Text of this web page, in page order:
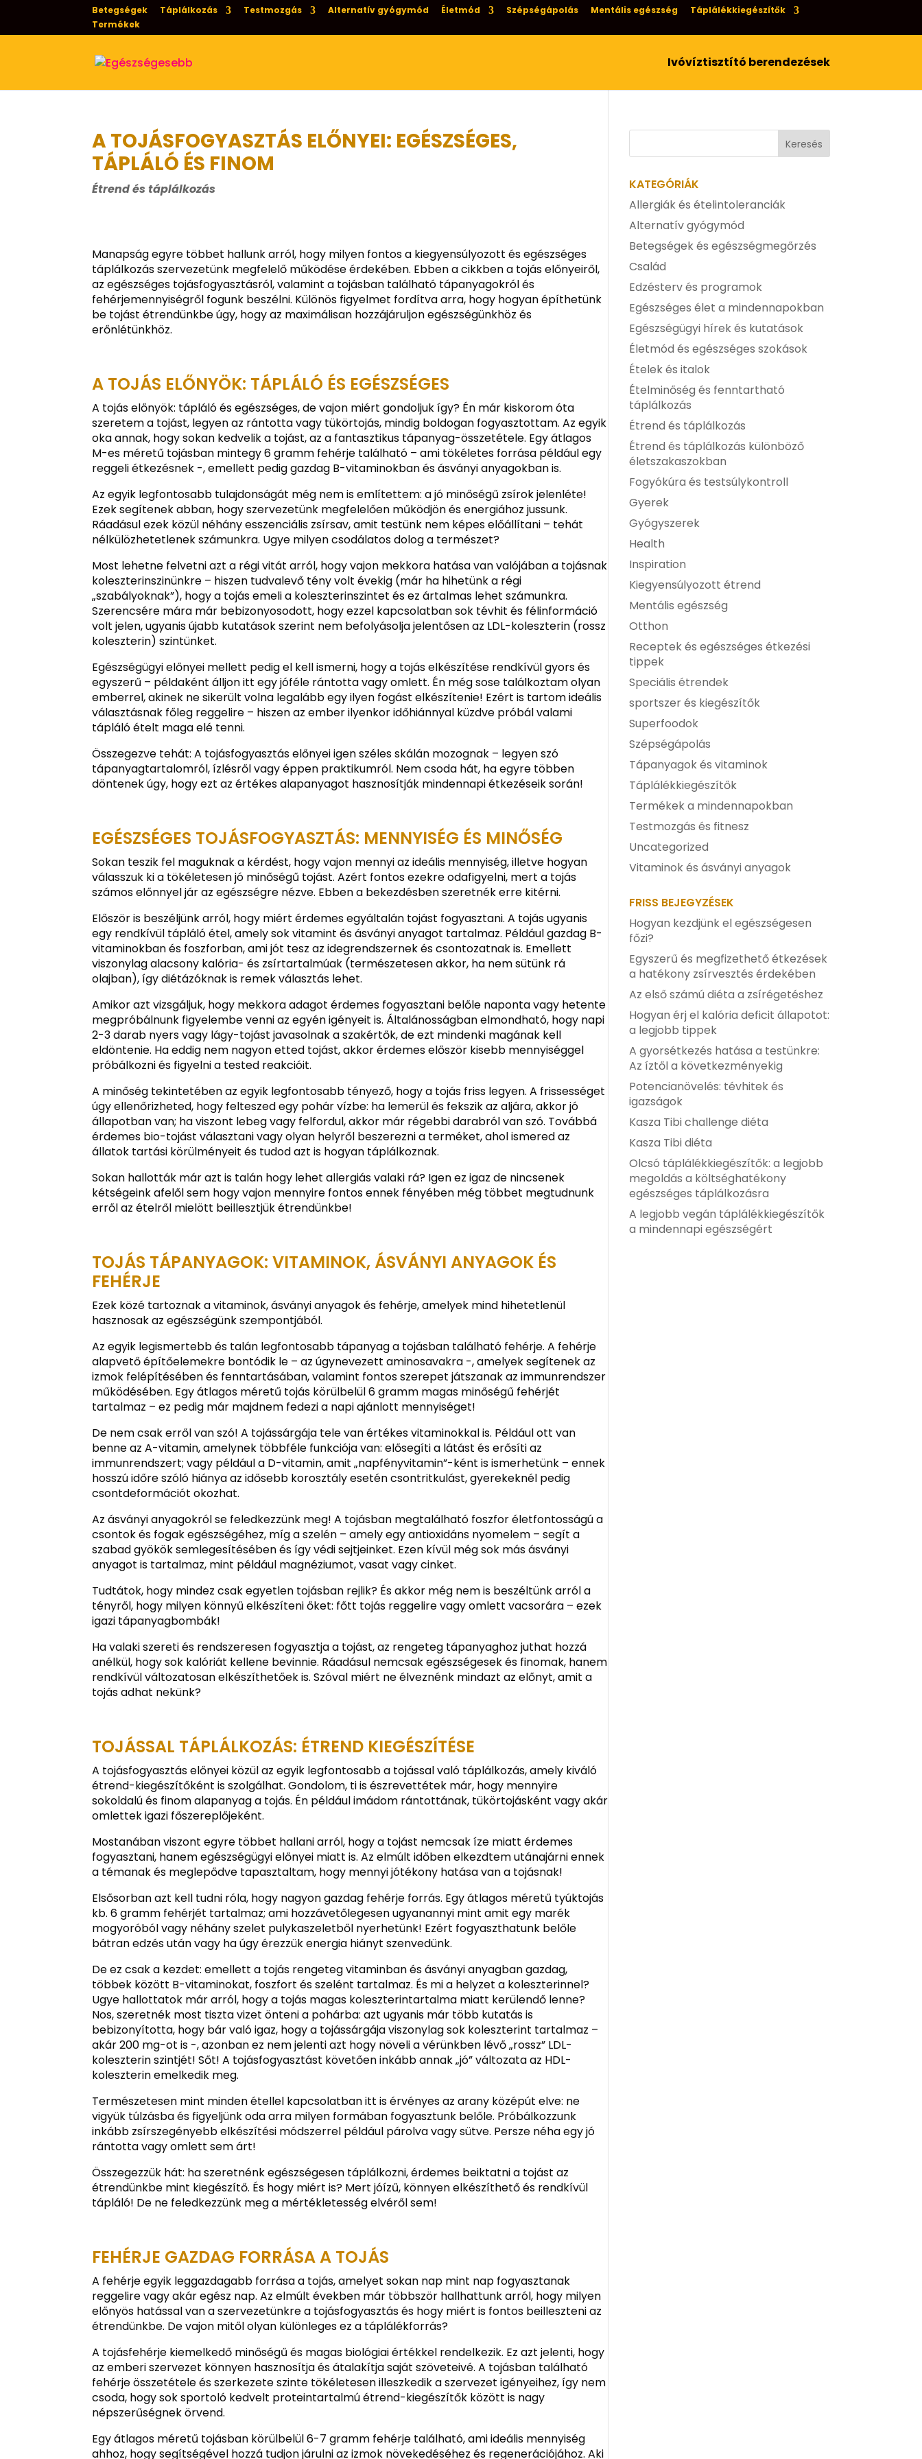
Betegségek Táplálkozás Testmozgás Alternatív gyógymód Életmód Szépségápolás Mentális egészség
Táplálékkiegészítők
Termékek
Ivóvíztisztító berendezések
A TOJÁSFOGYASZTÁS ELŐNYEI: EGÉSZSÉGES,
TÁPLÁLÓ ÉS FINOM
Étrend és táplálkozás
Manapság egyre többet hallunk arról, hogy milyen fontos a kiegyensúlyozott és egészséges
táplálkozás szervezetünk megfelelő működése érdekében. Ebben a cikkben a tojás előnyeiről,
az egészséges tojásfogyasztásról, valamint a tojásban található tápanyagokról és
fehérjemennyiségről fogunk beszélni. Különös figyelmet fordítva arra, hogy hogyan építhetünk
be tojást étrendünkbe úgy, hogy az maximálisan hozzájáruljon egészségünkhöz és
erőnlétünkhöz.
A TOJÁS ELŐNYÖK: TÁPLÁLÓ ÉS EGÉSZSÉGES
A tojás előnyök: tápláló és egészséges, de vajon miért gondoljuk így? Én már kiskorom óta
szeretem a tojást, legyen az rántotta vagy tükörtojás, mindig boldogan fogyasztottam. Az egyik
oka annak, hogy sokan kedvelik a tojást, az a fantasztikus tápanyag-összetétele. Egy átlagos
M-es méretű tojásban mintegy 6 gramm fehérje található – ami tökéletes forrása például egy
reggeli étkezésnek -, emellett pedig gazdag B-vitaminokban és ásványi anyagokban is.
Az egyik legfontosabb tulajdonságát még nem is említettem: a jó minőségű zsírok jelenléte!
Ezek segítenek abban, hogy szervezetünk megfelelően működjön és energiához jussunk.
Ráadásul ezek közül néhány esszenciális zsírsav, amit testünk nem képes előállítani – tehát
nélkülözhetetlenek számunkra. Ugye milyen csodálatos dolog a természet?
Most lehetne felvetni azt a régi vitát arról, hogy vajon mekkora hatása van valójában a tojásnak
koleszterinszinünkre – hiszen tudvalevő tény volt évekig (már ha hihetünk a régi
„szabályoknak”), hogy a tojás emeli a koleszterinszintet és ez ártalmas lehet számunkra.
Szerencsére mára már bebizonyosodott, hogy ezzel kapcsolatban sok tévhit és félinformáció
volt jelen, ugyanis újabb kutatások szerint nem befolyásolja jelentősen az LDL-koleszterin (rossz
koleszterin) szintünket.
Egészségügyi előnyei mellett pedig el kell ismerni, hogy a tojás elkészítése rendkívül gyors és
egyszerű – példaként álljon itt egy jóféle rántotta vagy omlett. Én még sose találkoztam olyan
emberrel, akinek ne sikerült volna legalább egy ilyen fogást elkészítenie! Ezért is tartom ideális
választásnak főleg reggelire – hiszen az ember ilyenkor időhiánnyal küzdve próbál valami
tápláló ételt maga elé tenni.
Összegezve tehát: A tojásfogyasztás előnyei igen széles skálán mozognak – legyen szó
tápanyagtartalomról, ízlésről vagy éppen praktikumról. Nem csoda hát, ha egyre többen
döntenek úgy, hogy ezt az értékes alapanyagot hasznosítják mindennapi étkezéseik során!
EGÉSZSÉGES TOJÁSFOGYASZTÁS: MENNYISÉG ÉS MINŐSÉG
Sokan teszik fel maguknak a kérdést, hogy vajon mennyi az ideális mennyiség, illetve hogyan
válasszuk ki a tökéletesen jó minőségű tojást. Azért fontos ezekre odafigyelni, mert a tojás
számos előnnyel jár az egészségre nézve. Ebben a bekezdésben szeretnék erre kitérni.
Először is beszéljünk arról, hogy miért érdemes egyáltalán tojást fogyasztani. A tojás ugyanis
egy rendkívül tápláló étel, amely sok vitamint és ásványi anyagot tartalmaz. Például gazdag B-
vitaminokban és foszforban, ami jót tesz az idegrendszernek és csontozatnak is. Emellett
viszonylag alacsony kalória- és zsírtartalmúak (természetesen akkor, ha nem sütünk rá
olajban), így diétázóknak is remek választás lehet.
Amikor azt vizsgáljuk, hogy mekkora adagot érdemes fogyasztani belőle naponta vagy hetente
megpróbálnunk figyelembe venni az egyén igényeit is. Általánosságban elmondható, hogy napi
2-3 darab nyers vagy lágy-tojást javasolnak a szakértők, de ezt mindenki magának kell
eldöntenie. Ha eddig nem nagyon etted tojást, akkor érdemes először kisebb mennyiséggel
próbálkozni és figyelni a tested reakcióit.
A minőség tekintetében az egyik legfontosabb tényező, hogy a tojás friss legyen. A frissességet
úgy ellenőrizheted, hogy felteszed egy pohár vízbe: ha lemerül és fekszik az aljára, akkor jó
állapotban van; ha viszont lebeg vagy felfordul, akkor már régebbi darabról van szó. Továbbá
érdemes bio-tojást választani vagy olyan helyről beszerezni a terméket, ahol ismered az
állatok tartási körülményeit és tudod azt is hogyan táplálkoznak.
Sokan hallották már azt is talán hogy lehet allergiás valaki rá? Igen ez igaz de nincsenek
kétségeink afelől sem hogy vajon mennyire fontos ennek fényében még többet megtudnunk
erről az ételről mielött beillesztjük étrendünkbe!
TOJÁS TÁPANYAGOK: VITAMINOK, ÁSVÁNYI ANYAGOK ÉS
FEHÉRJE
Ezek közé tartoznak a vitaminok, ásványi anyagok és fehérje, amelyek mind hihetetlenül
hasznosak az egészségünk szempontjából.
Az egyik legismertebb és talán legfontosabb tápanyag a tojásban található fehérje. A fehérje
alapvető építőelemekre bontódik le – az úgynevezett aminosavakra -, amelyek segítenek az
izmok felépítésében és fenntartásában, valamint fontos szerepet játszanak az immunrendszer
működésében. Egy átlagos méretű tojás körülbelül 6 gramm magas minőségű fehérjét
tartalmaz – ez pedig már majdnem fedezi a napi ajánlott mennyiséget!
De nem csak erről van szó! A tojássárgája tele van értékes vitaminokkal is. Például ott van
benne az A-vitamin, amelynek többféle funkciója van: elősegíti a látást és erősíti az
immunrendszert; vagy például a D-vitamin, amit „napfényvitamin”-ként is ismerhetünk – ennek
hosszú időre szóló hiánya az idősebb korosztály esetén csontritkulást, gyerekeknél pedig
csontdeformációt okozhat.
Az ásványi anyagokról se feledkezzünk meg! A tojásban megtalálható foszfor életfontosságú a
csontok és fogak egészségéhez, míg a szelén – amely egy antioxidáns nyomelem – segít a
szabad gyökök semlegesítésében és így védi sejtjeinket. Ezen kívül még sok más ásványi
anyagot is tartalmaz, mint például magnéziumot, vasat vagy cinket.
Tudtátok, hogy mindez csak egyetlen tojásban rejlik? És akkor még nem is beszéltünk arról a
tényről, hogy milyen könnyű elkészíteni őket: főtt tojás reggelire vagy omlett vacsorára – ezek
igazi tápanyagbombák!
Ha valaki szereti és rendszeresen fogyasztja a tojást, az rengeteg tápanyaghoz juthat hozzá
anélkül, hogy sok kalóriát kellene bevinnie. Ráadásul nemcsak egészségesek és finomak, hanem
rendkívül változatosan elkészíthetőek is. Szóval miért ne élveznénk mindazt az előnyt, amit a
tojás adhat nekünk?
TOJÁSSAL TÁPLÁLKOZÁS: ÉTREND KIEGÉSZÍTÉSE
A tojásfogyasztás előnyei közül az egyik legfontosabb a tojással való táplálkozás, amely kiváló
étrend-kiegészítőként is szolgálhat. Gondolom, ti is észrevettétek már, hogy mennyire
sokoldalú és finom alapanyag a tojás. Én például imádom rántottának, tükörtojásként vagy akár
omlettek igazi főszereplőjeként.
Mostanában viszont egyre többet hallani arról, hogy a tojást nemcsak íze miatt érdemes
fogyasztani, hanem egészségügyi előnyei miatt is. Az elmúlt időben elkezdtem utánajárni ennek
a témanak és meglepődve tapasztaltam, hogy mennyi jótékony hatása van a tojásnak!
Elsősorban azt kell tudni róla, hogy nagyon gazdag fehérje forrás. Egy átlagos méretű tyúktojás
kb. 6 gramm fehérjét tartalmaz; ami hozzávetőlegesen ugyanannyi mint amit egy marék
mogyoróból vagy néhány szelet pulykaszeletből nyerhetünk! Ezért fogyaszthatunk belőle
bátran edzés után vagy ha úgy érezzük energia hiányt szenvedünk.
De ez csak a kezdet: emellett a tojás rengeteg vitaminban és ásványi anyagban gazdag,
többek között B-vitaminokat, foszfort és szelént tartalmaz. És mi a helyzet a koleszterinnel?
Ugye hallottatok már arról, hogy a tojás magas koleszterintartalma miatt kerülendő lenne?
Nos, szeretnék most tiszta vizet önteni a pohárba: azt ugyanis már több kutatás is
bebizonyította, hogy bár való igaz, hogy a tojássárgája viszonylag sok koleszterint tartalmaz –
akár 200 mg-ot is -, azonban ez nem jelenti azt hogy növeli a vérünkben lévő „rossz” LDL-
koleszterin szintjét! Sőt! A tojásfogyasztást követően inkább annak „jó” változata az HDL-
koleszterin emelkedik meg.
Természetesen mint minden étellel kapcsolatban itt is érvényes az arany középút elve: ne
vigyük túlzásba és figyeljünk oda arra milyen formában fogyasztunk belőle. Próbálkozzunk
inkább zsírszegényebb elkészítési módszerrel például párolva vagy sütve. Persze néha egy jó
rántotta vagy omlett sem árt!
Összegezzük hát: ha szeretnénk egészségesen táplálkozni, érdemes beiktatni a tojást az
étrendünkbe mint kiegészítő. És hogy miért is? Mert jóízű, könnyen elkészíthető és rendkívül
tápláló! De ne feledkezzünk meg a mértékletesség elvéről sem!
FEHÉRJE GAZDAG FORRÁSA A TOJÁS
A fehérje egyik leggazdagabb forrása a tojás, amelyet sokan nap mint nap fogyasztanak
reggelire vagy akár egész nap. Az elmúlt években már többször hallhattunk arról, hogy milyen
előnyös hatással van a szervezetünkre a tojásfogyasztás és hogy miért is fontos beilleszteni az
étrendünkbe. De vajon mitől olyan különleges ez a táplálékforrás?
A tojásfehérje kiemelkedő minőségű és magas biológiai értékkel rendelkezik. Ez azt jelenti, hogy
az emberi szervezet könnyen hasznosítja és átalakítja saját szöveteivé. A tojásban található
fehérje összetétele és szerkezete szinte tökéletesen illeszkedik a szervezet igényeihez, így nem
csoda, hogy sok sportoló kedvelt proteintartalmú étrend-kiegészítők között is nagy
népszerűségnek örvend.
Egy átlagos méretű tojásban körülbelül 6-7 gramm fehérje található, ami ideális mennyiség
ahhoz, hogy segítségével hozzá tudjon járulni az izmok növekedéséhez és regenerációjához. Aki
KATEGÓRIÁK
Allergiák és ételintoleranciák
Alternatív gyógymód
Betegségek és egészségmegőrzés
Család
Edzésterv és programok
Egészséges élet a mindennapokban
Egészségügyi hírek és kutatások
Életmód és egészséges szokások
Ételek és italok
Ételminőség és fenntartható
táplálkozás
Étrend és táplálkozás
Étrend és táplálkozás különböző
életszakaszokban
Fogyókúra és testsúlykontroll
Gyerek
Gyógyszerek
Health
Inspiration
Kiegyensúlyozott étrend
Mentális egészség
Otthon
Receptek és egészséges étkezési
tippek
Speciális étrendek
sportszer és kiegészítők
Superfoodok
Szépségápolás
Tápanyagok és vitaminok
Táplálékkiegészítők
Termékek a mindennapokban
Testmozgás és fitnesz
Uncategorized
Vitaminok és ásványi anyagok
FRISS BEJEGYZÉSEK
Hogyan kezdjünk el egészségesen
főzi?
Egyszerű és megfizethető étkezések
a hatékony zsírvesztés érdekében
Az első számú diéta a zsírégetéshez
Hogyan érj el kalória deficit állapotot:
a legjobb tippek
A gyorsétkezés hatása a testünkre:
Az íztől a következményekig
Potencianövelés: tévhitek és
igazságok
Kasza Tibi challenge diéta
Kasza Tibi diéta
Olcsó táplálékkiegészítők: a legjobb
megoldás a költséghatékony
egészséges táplálkozásra
A legjobb vegán táplálékkiegészítők
a mindennapi egészségért